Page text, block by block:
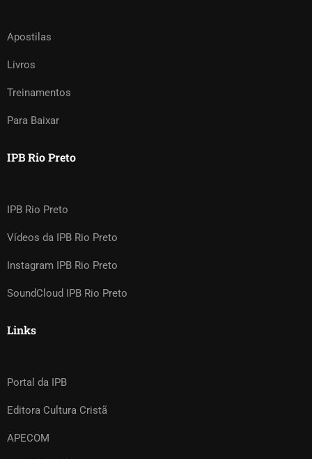
Apostilas
Livros
Treinamentos
Para Baixar
IPB Rio Preto
IPB Rio Preto
Vídeos da IPB Rio Preto
Instagram IPB Rio Preto
SoundCloud IPB Rio Preto
Links
Portal da IPB
Editora Cultura Cristã
APECOM